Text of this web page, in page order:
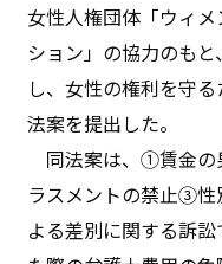
女性人権団体「ウィ
ション」の協力のも
し、女性の権利を守
法案を提出した。
同法案は、①賃金の
ラスメントの禁止③
よる差別に関する訴